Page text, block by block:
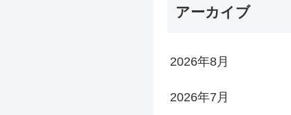
アーカイブ
2026年8月
2026年7月